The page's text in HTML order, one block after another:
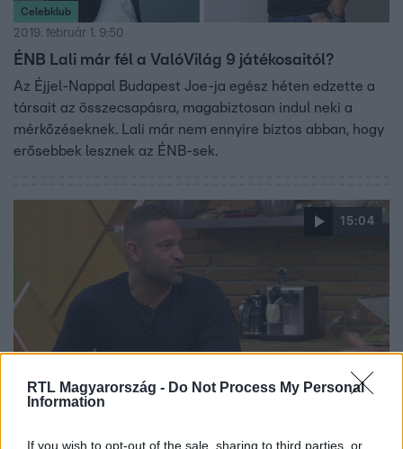
RTL Magyarország - Do Not Process My Personal
Information
If you wish to opt-out of the sale, sharing to third parties, or
Celebklub
2019. február 1. 9:50
ÉNB Lali már fél a ValóVilág 9 játékosaitól?
Az Éjjel-Nappal Budapest Joe-ja egész héten edzette a
társait az összecsapásra, magabiztosan indul neki a
mérkőzéseknek. Lali már nem ennyire biztos abban, hogy
erősebbek lesznek az ÉNB-sek.
15:04
Reggeli